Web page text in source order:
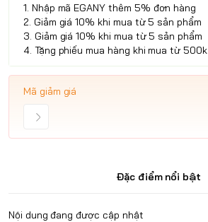
1. Nhập mã EGANY thêm 5% đơn hàng
2. Giảm giá 10% khi mua từ 5 sản phẩm
3. Giảm giá 10% khi mua từ 5 sản phẩm
4. Tặng phiếu mua hàng khi mua từ 500k
Mã giảm giá
Đặc điểm nổi bật
Nội dung đang được cập nhật